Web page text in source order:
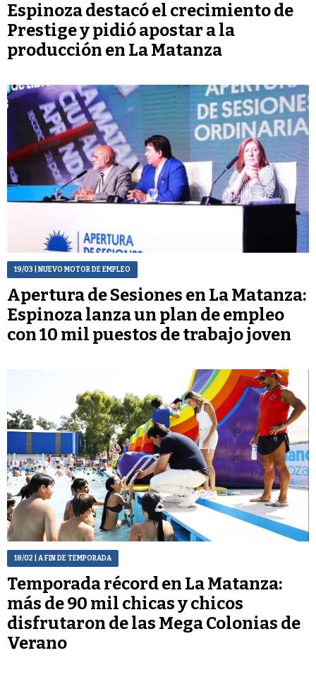
Espinoza destacó el crecimiento de
Prestige y pidió apostar a la
producción en La Matanza
19/03 | NUEVO MOTOR DE EMPLEO
Apertura de Sesiones en La Matanza:
Espinoza lanza un plan de empleo
con 10 mil puestos de trabajo joven
18/02 | A FIN DE TEMPORADA
Temporada récord en La Matanza:
más de 90 mil chicas y chicos
disfrutaron de las Mega Colonias de
Verano